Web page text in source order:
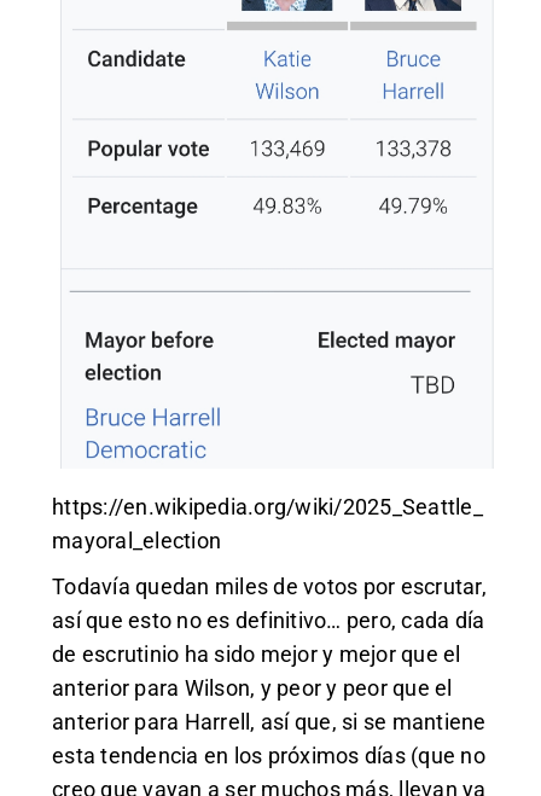
https://en.wikipedia.org/wiki/2025_Seattle_
mayoral_election
Todavía quedan miles de votos por escrutar,
así que esto no es definitivo… pero, cada día
de escrutinio ha sido mejor y mejor que el
anterior para Wilson, y peor y peor que el
anterior para Harrell, así que, si se mantiene
esta tendencia en los próximos días (que no
creo que vayan a ser muchos más, llevan ya